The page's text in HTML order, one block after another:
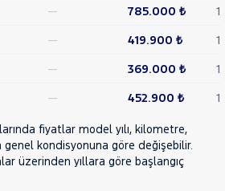
— 785.000 ₺
1
— 419.900 ₺
1
— 369.000 ₺
1
— 452.900 ₺ 1
fiyatlar model yılı, kilometre,
genel kondisyonuna göre değişebilir.
üzerinden yıllara göre başlangıç